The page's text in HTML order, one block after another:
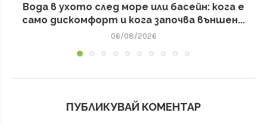
Вода в ухото след море или басейн: кога е
само дискомфорт и кога започва външен...
06/08/2026
ПУБЛИКУВАЙ КОМЕНТАР